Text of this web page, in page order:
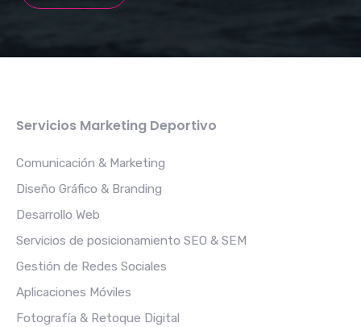
Servicios Marketing Deportivo
Comunicación & Marketing
Diseño Gráfico & Branding
Desarrollo Web
Servicios de posicionamiento SEO & SEM
Gestión de Redes Sociales
Aplicaciones Móviles
Fotografía & Retoque Digital